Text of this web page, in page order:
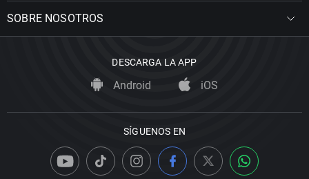
SOBRE NOSOTROS
DESCARGA LA APP
Android iOS
SÍGUENOS EN